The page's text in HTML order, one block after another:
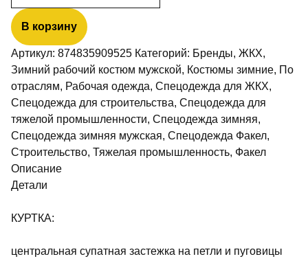
Костюм
зимний
Труженик-
Ультра
(тк.Смесовая,210)
брюки,
т.серый/
красный
В корзину
Артикул: 874835909525 Категорий: Бренды, ЖКХ,
Зимний рабочий костюм мужской, Костюмы зимние, По
отраслям, Рабочая одежда, Спецодежда для ЖКХ,
Спецодежда для строительства, Спецодежда для
тяжелой промышленности, Спецодежда зимняя,
Спецодежда зимняя мужская, Спецодежда Факел,
Строительство, Тяжелая промышленность, Факел
Описание
Детали
КУРТКА:
центральная супатная застежка на петли и пуговицы